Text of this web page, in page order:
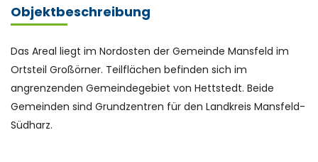
Objektbeschreibung
Das Areal liegt im Nordosten der Gemeinde Mansfeld im
Ortsteil Großörner. Teilflächen befinden sich im
angrenzenden Gemeindegebiet von Hettstedt. Beide
Gemeinden sind Grundzentren für den Landkreis Mansfeld-
Südharz.